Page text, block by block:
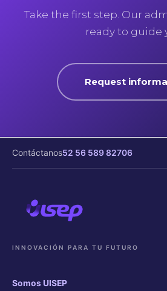
Take the first step. Our
ready to guide
Request
Contáctanos52 56 589 82706
INNOVACIÓN PARA TU FUTURO
Somos UISEP